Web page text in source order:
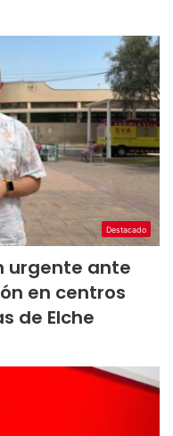
Destacado
urgente ante
en centros
de Elche